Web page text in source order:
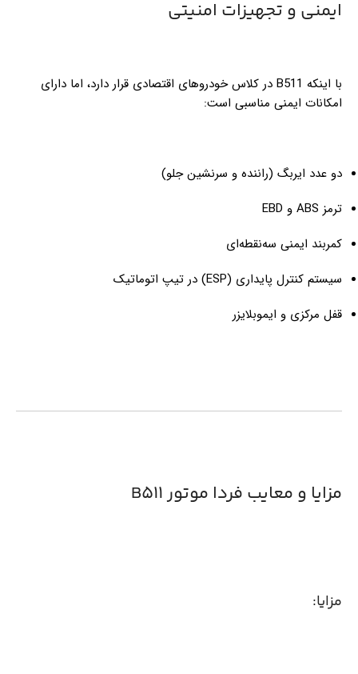
ایمنی و تجهیزات امنیتی
با اینکه B511 در کلاس خودروهای اقتصادی قرار دارد، اما دارای
امکانات ایمنی مناسبی است:
دو عدد ایربگ (راننده و سرنشین جلو)
ترمز ABS و EBD
کمربند ایمنی سه‌نقطه‌ای
سیستم کنترل پایداری (ESP) در تیپ اتوماتیک
قفل مرکزی و ایموبلایزر
مزایا و معایب فردا موتور B511
مزایا: